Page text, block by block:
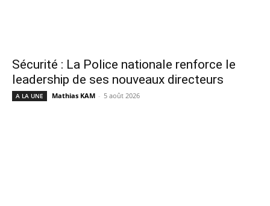
Sécurité : La Police nationale renforce le
leadership de ses nouveaux directeurs
A LA UNE Mathias KAM - 5 août 2026